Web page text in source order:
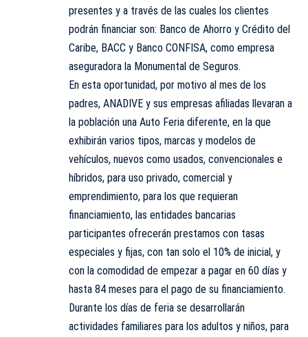
presentes y a través de las cuales los clientes
podrán financiar son: Banco de Ahorro y Crédito del
Caribe, BACC y Banco CONFISA, como empresa
aseguradora la Monumental de Seguros.
En esta oportunidad, por motivo al mes de los
padres, ANADIVE y sus empresas afiliadas llevaran a
la población una Auto Feria diferente, en la que
exhibirán varios tipos, marcas y modelos de
vehículos, nuevos como usados, convencionales e
híbridos, para uso privado, comercial y
emprendimiento, para los que requieran
financiamiento, las entidades bancarias
participantes ofrecerán prestamos con tasas
especiales y fijas, con tan solo el 10% de inicial, y
con la comodidad de empezar a pagar en 60 días y
hasta 84 meses para el pago de su financiamiento.
Durante los días de feria se desarrollarán
actividades familiares para los adultos y niños, para